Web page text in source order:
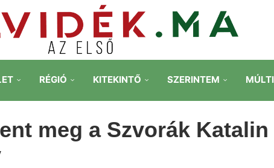
RÉGIÓ KITEKINTŐ SZERINTEM
meg a Szvorák Katalin